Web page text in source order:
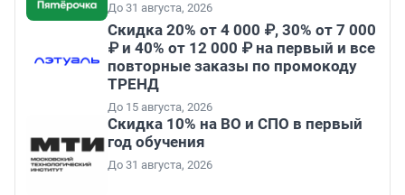
До 31 августа, 2026
Скидка 20% от 4 000 ₽, 30% от 7 000
₽ и 40% от 12 000 ₽ на первый и все
повторные заказы по промокоду
ТРЕНД
До 15 августа, 2026
Скидка 10% на ВО и СПО в первый
год обучения
До 31 августа, 2026